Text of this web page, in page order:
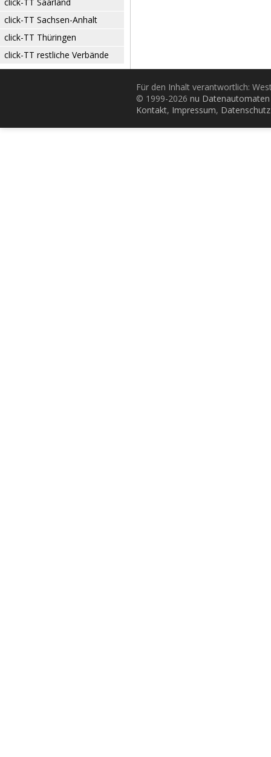
click-TT Sachsen-Anhalt
click-TT Thüringen
click-TT restliche Verbände
Für den Inhalt verantwortlich:
© 1999-2026 nu
Kontakt, Impressum, Datenschutz